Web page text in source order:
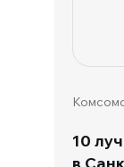
10